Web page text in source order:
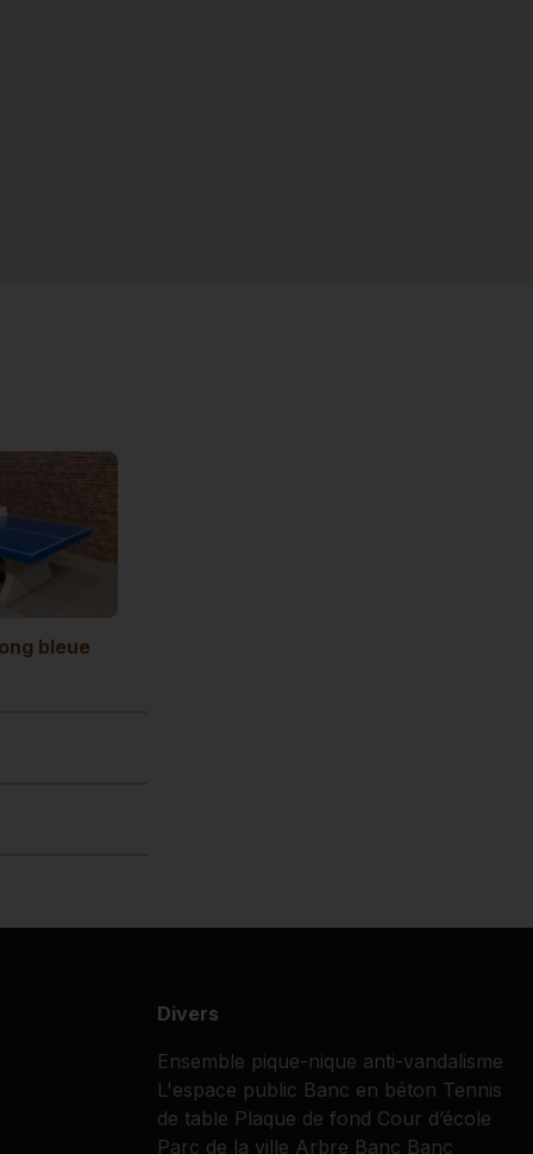
bleue
Divers
Ensemble pique-nique anti-vandalisme
L'espace public Banc en béton Tennis
de table Plaque de fond Cour d’école
Parc de la ville Arbre Banc Banc